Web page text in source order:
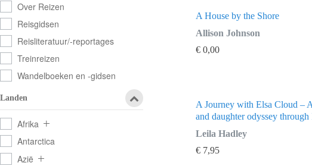
A House by the Shore
Allison Johnson
€ 0,00
A Journey with Elsa Cloud –
and daughter odyssey
Leila Hadley
€ 7,95
Over Reizen
Reisgidsen
Reisliteratuur/-reportages
Treinreizen
Wandelboeken en -gidsen
Landen
Afrika
Antarctica
Azië